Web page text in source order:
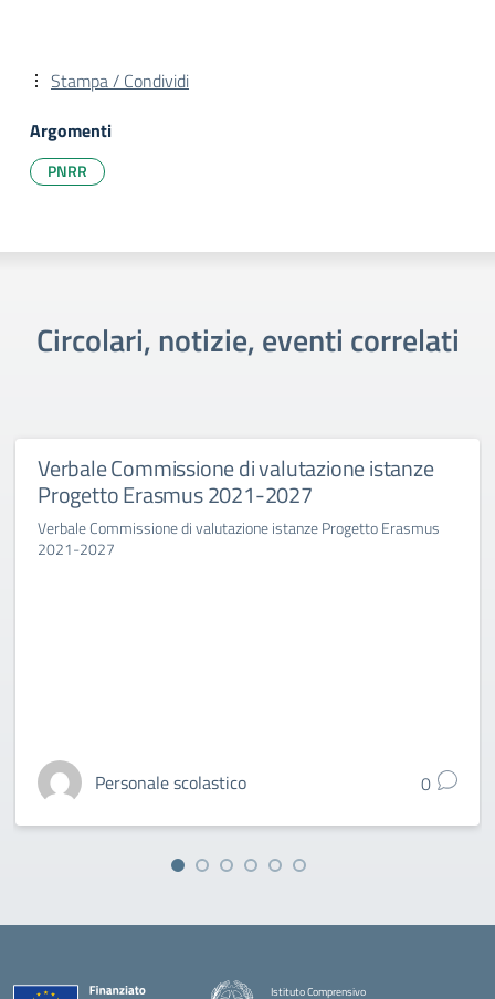
Stampa / Condividi
Argomenti
PNRR
Circolari, notizie, eventi correlati
Verbale Commissione di valutazione istanze
Progetto Erasmus 2021-2027
Verbale Commissione di valutazione istanze Progetto Erasmus
2021-2027
Personale scolastico 0
Istituto Comprensivo